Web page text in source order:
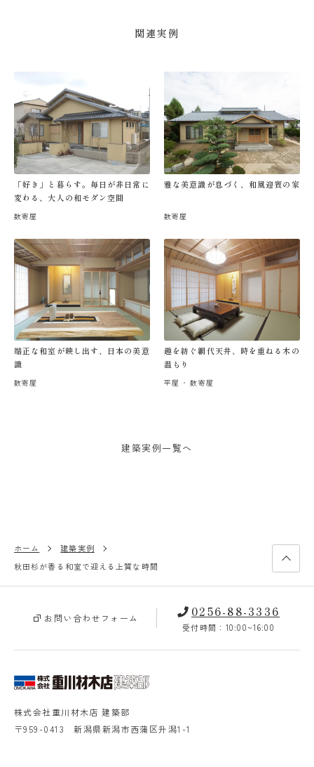
関連実例
「好き」と暮らす。毎日が非日常に
変わる、大人の和モダン空間
数寄屋
雅な美意識が息づく、和風迎賓の家
数寄屋
端正な和室が映し出す、日本の美意
識
数寄屋
趣を紡ぐ網代天井、時を重ねる木の
温もり
平屋 数寄屋
建築実例一覧へ
ホーム
建築実例
秋田杉が香る和室で迎える上質な時間
株式会社重川材木店 建築部
〒959-0413 新潟県新潟市西蒲区升潟1-1
お問い合わせフォーム 0256-88-3336
受付時間：10:00~16:00